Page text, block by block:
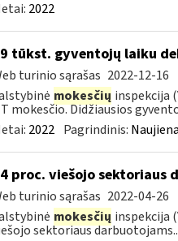
2022
tūkst. gyventojų laiku
turinio sąrašas 2022-12-16
mokesčių inspekcija
mokesčio. Didžiausios
2022 Pagrindinis:
proc. viešojo
turinio sąrašas 2022-04-26
mokesčių inspekcija
sektoriaus